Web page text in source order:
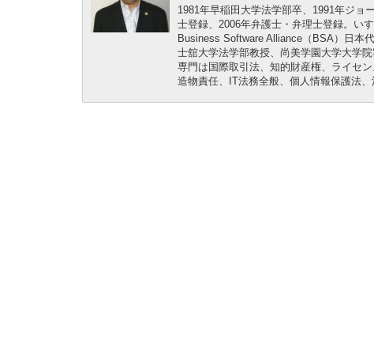
1981年早稲田大学法学部卒、1991年ジョ
士登録、2006年弁護士・弁理士登録。い
Business Software Alliance（BSA）日本
士舘大学法学部教授、尚美学園大学大学
専門は国際取引法、知的財産権、ライセ
造物責任、IT法務全般、個人情報保護法、